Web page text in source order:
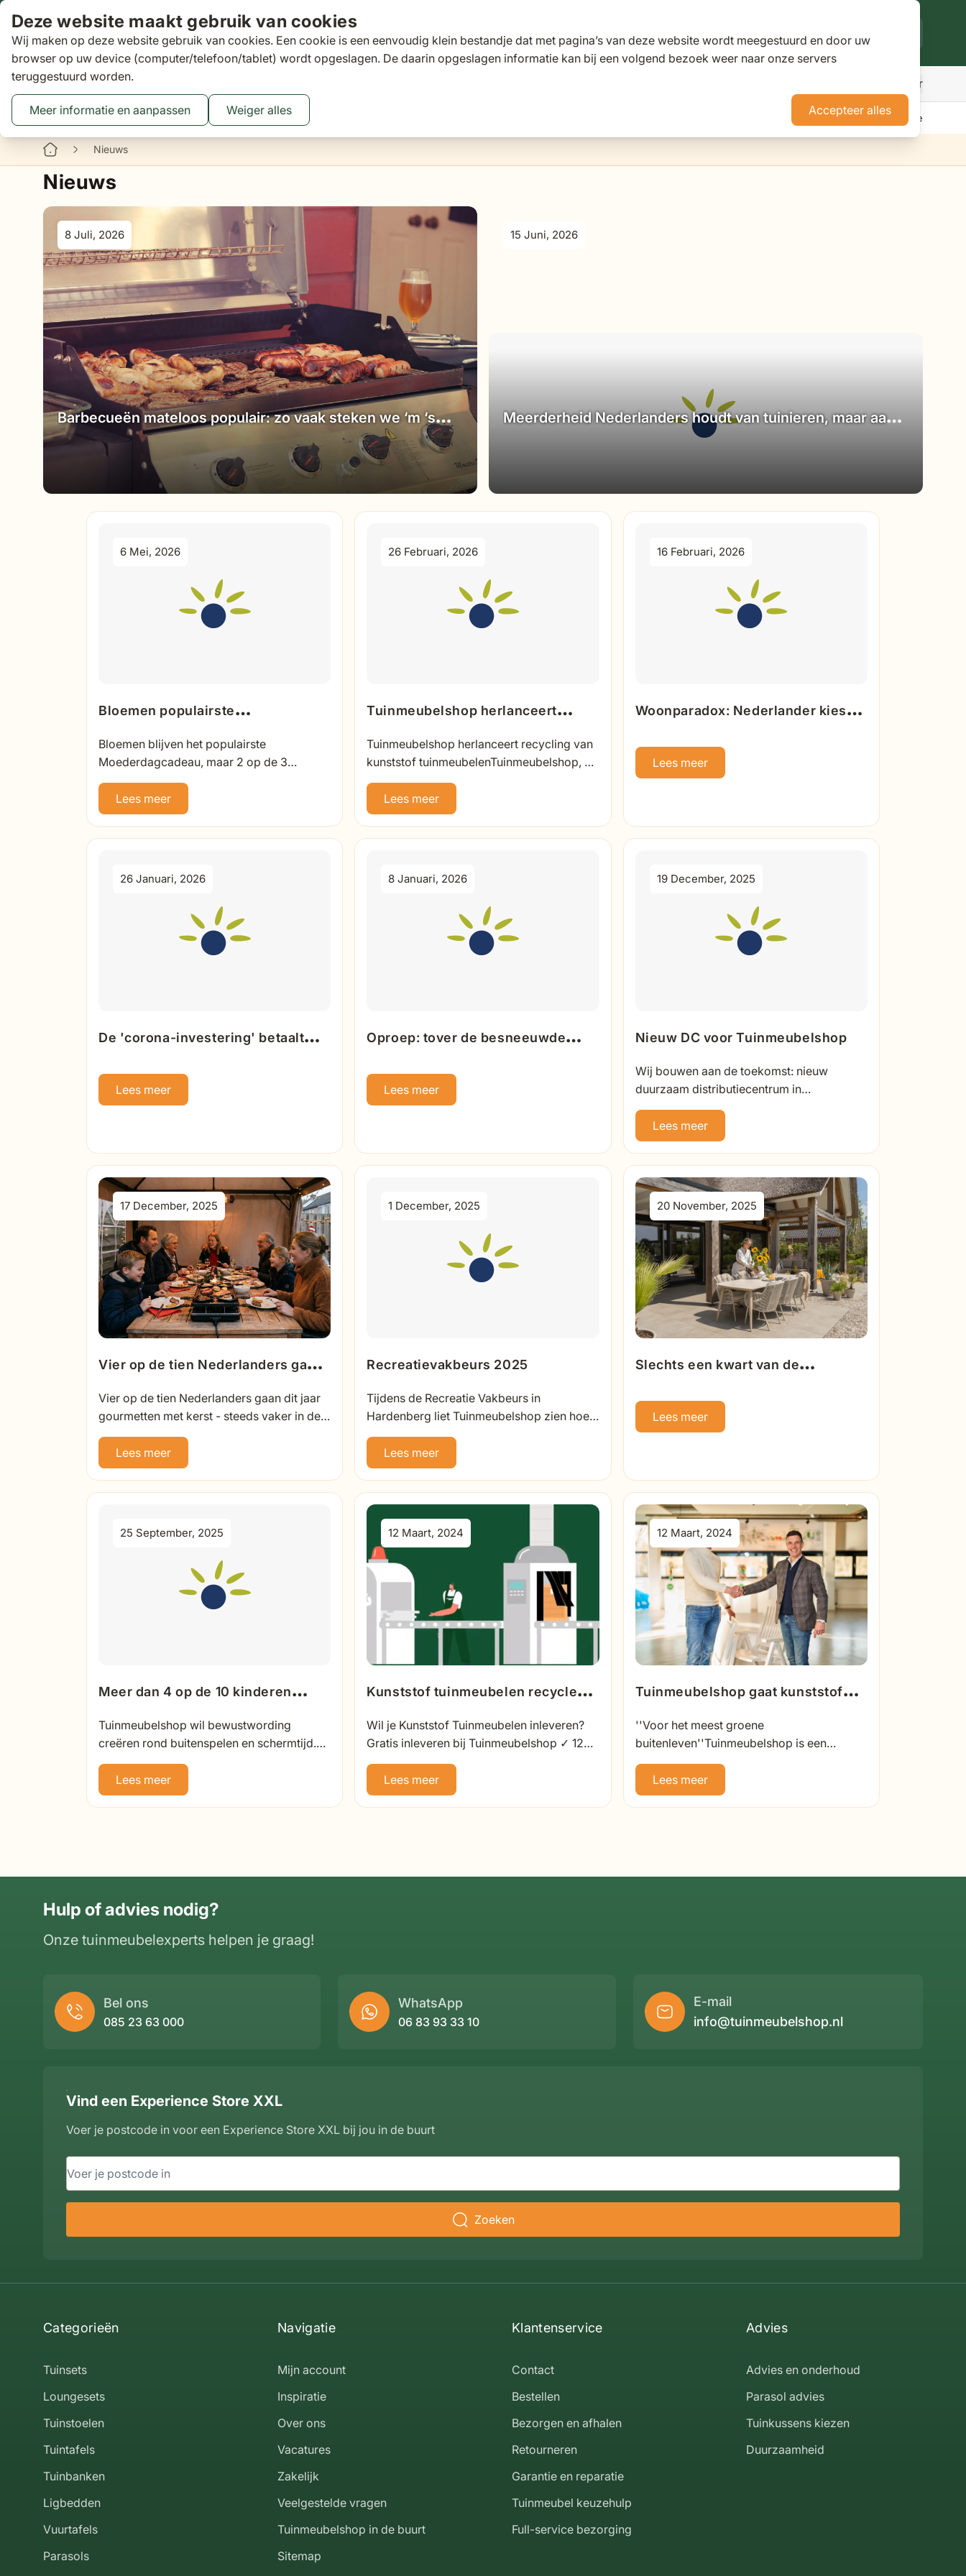
Deze website maakt gebruik van cookies
Wij maken op deze website gebruik van cookies. Een cookie is een eenvoudig klein bestandje dat met pagina’s van deze website wordt meegestuurd en door uw
browser op uw device (computer/telefoon/tablet) wordt opgeslagen. De daarin opgeslagen informatie kan bij een volgend bezoek weer naar onze servers
teruggestuurd worden.
Meer informatie en aanpassen Weiger alles Accepteer alles
Ga naar de inhoud
Zoeken
AanbiedingenTuinsets
Toggle submenu for Tuinsets
Toggle submenu for Loungesets
Toggle submenu for Tuinstoelen
Meer
Binnen 3 dagengratis bezorgd 16 XXL Experience Stores AdviesNieuwsKlantenservice
Nieuws
Nieuws
Barbecueën mateloos populair: zo vaak steken we ‘m ‘s
zomers aan
8 Juli, 2026
Meerderheid Nederlanders houdt van tuinieren, maar aan
deze klus hebben we de grootste hekel
15 Juni, 2026
Bloemen populairste
tweederde let nooit op giftige
soorten
6 Mei, 2026
Bloemen blijven het populairste
Moederdagcadeau, maar 2 op de 3
Nederlanders let nooit op giftige soorten.
Bekijk welke 5 bloemen veilig zijn.
Lees meer
Tuinmeubelshop herlanceert
duurzame tuinmeubelen
26 Februari, 2026
Tuinmeubelshop herlanceert recycling van
kunststof tuinmeubelenTuinmeubelshop, dé
specialist in tuinmeubelen, zet opnieuw een
belangrijke stap richting...
Lees meer
Woonparadox: Nederlander kiest
gelukkiger van een tuin
16 Februari, 2026
Lees meer
De 'corona-investering' betaalt
huishoudens zitten er deze winter
26 Januari, 2026
Lees meer
Oproep: tover de besneeuwde
'restaurant' voor tuinvogels
8 Januari, 2026
Lees meer
Nieuw DC voor Tuinmeubelshop
19 December, 2025
Wij bouwen aan de toekomst: nieuw
duurzaam distributiecentrum in
TielBelangrijke mijlpaal voor
Tuinmeubelshop: in november 2026
openen we ons nieuwe...
Lees meer
Vier op de tien Nederlanders gaan
steeds vaker in de buitenlucht
17 December, 2025
Vier op de tien Nederlanders gaan dit jaar
gourmetten met kerst - steeds vaker in de
buitenlucht Tiel, 17-12-2025 Maar liefst vier
op de tien...
Lees meer
Recreatievakbeurs 2025
1 December, 2025
Tijdens de Recreatie Vakbeurs in
Hardenberg liet Tuinmeubelshop zien hoe
slimme opstellingen, duurzame materialen
en comfort samenkomen in inspirerende...
Lees meer
Slechts een kwart van de
vervangen tegels door groen
20 November, 2025
Lees meer
Meer dan 4 op de 10 kinderen
ouders erover
25 September, 2025
Tuinmeubelshop wil bewustwording
creëren rond buitenspelen en schermtijd.
42% van de kinderen speelt minder dan 2
uur per dag buiten.
Lees meer
Kunststof tuinmeubelen recyclen |
12 Maart, 2024
Wil je Kunststof Tuinmeubelen inleveren?
Gratis inleveren bij Tuinmeubelshop ✓ 12
XXL Experience Stores ✓ Ontdek de
grootste tuinmeubelaanbieder van
Nederland!
Lees meer
Tuinmeubelshop gaat kunststof
12 Maart, 2024
''Voor het meest groene
buitenleven''Tuinmeubelshop is een
samenwerking gestart met Milieuservice
Nederland voor het recyclen van
volkunststof tuinmeubelen....
Lees meer
Hulp of advies nodig?
Onze tuinmeubelexperts helpen je graag!
Bel ons
085 23 63 000
WhatsApp
06 83 93 33 10
E-mail
info@tuinmeubelshop.nl
Vind een Experience Store XXL
Voer je postcode in voor een Experience Store XXL bij jou in de buurt
Zoeken
Categorieën
Tuinsets
Loungesets
Tuinstoelen
Tuintafels
Tuinbanken
Ligbedden
Vuurtafels
Parasols
Navigatie
Mijn account
Inspiratie
Over ons
Vacatures
Zakelijk
Veelgestelde vragen
Tuinmeubelshop in de buurt
Sitemap
Klantenservice
Contact
Bestellen
Bezorgen en afhalen
Retourneren
Garantie en reparatie
Tuinmeubel keuzehulp
Full-service bezorging
Advies
Advies en onderhoud
Parasol advies
Tuinkussens kiezen
Duurzaamheid